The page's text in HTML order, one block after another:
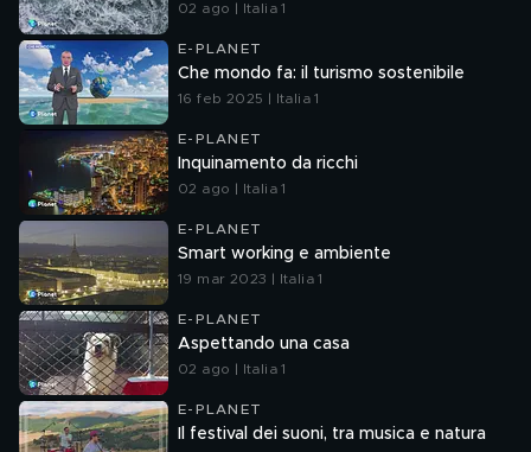
02 ago | Italia 1
E-PLANET
Che mondo fa: il turismo sostenibile
16 feb 2025 | Italia 1
E-PLANET
Inquinamento da ricchi
02 ago | Italia 1
E-PLANET
Smart working e ambiente
19 mar 2023 | Italia 1
E-PLANET
Aspettando una casa
02 ago | Italia 1
E-PLANET
Il festival dei suoni, tra musica e natura